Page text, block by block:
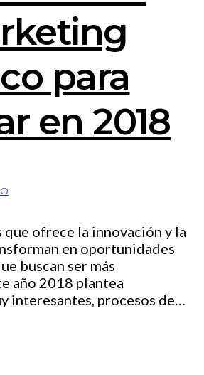
para
en 2018
que ofrece la innovación y la
en oportunidades
buscan ser más
año 2018 plantea
interesantes, procesos de…